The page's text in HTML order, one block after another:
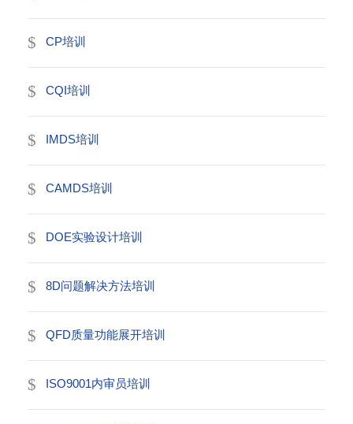
CP培训
CQI培训
IMDS培训
CAMDS培训
DOE实验设计培训
8D问题解决方法培训
QFD质量功能展开培训
ISO9001内审员培训